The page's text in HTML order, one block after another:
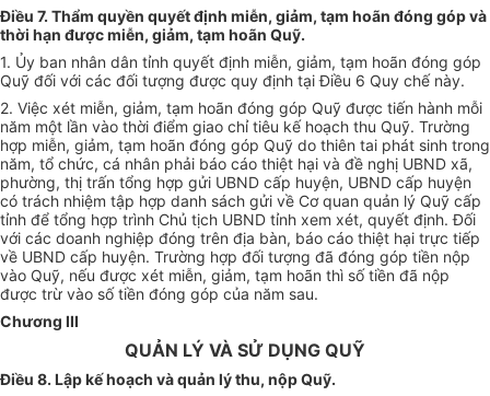
Điều 7. Thẩm quyền quyết định miễn, giảm, tạm hoãn đóng góp và
thời hạn được miễn, giảm, tạm hoãn Quỹ.
1. Ủy ban nhân dân tỉnh quyết định miễn, giảm, tạm hoãn đóng góp
Quỹ đối với các đối tượng được quy định tại Điều 6 Quy chế này.
2. Việc xét miễn, giảm, tạm hoãn đóng góp Quỹ được tiến hành mỗi
năm một lần vào thời điểm giao chỉ tiêu kế hoạch thu Quỹ. Trường
hợp miễn, giảm, tạm hoãn đóng góp Quỹ do thiên tai phát sinh trong
năm, tổ chức, cá nhân phải báo cáo thiệt hại và đề nghị UBND xã,
phường, thị trấn tổng hợp gửi UBND cấp huyện, UBND cấp huyện
có trách nhiệm tập hợp danh sách gửi về Cơ quan quản lý Quỹ cấp
tỉnh để tổng hợp trình Chủ tịch UBND tỉnh xem xét, quyết định. Đối
với các doanh nghiệp đóng trên địa bàn, báo cáo thiệt hại trực tiếp
về UBND cấp huyện. Trường hợp đối tượng đã đóng góp tiền nộp
vào Quỹ, nếu được xét miễn, giảm, tạm hoãn thì số tiền đã nộp
được trừ vào số tiền đóng góp của năm sau.
Chương III
QUẢN LÝ VÀ SỬ DỤNG QUỸ
Điều 8. Lập kế hoạch và quản lý thu, nộp Quỹ.